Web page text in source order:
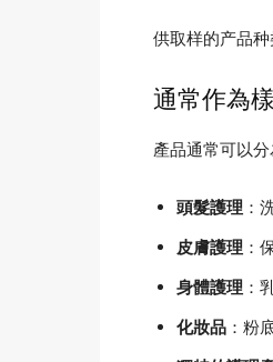
供取样的产品种
通常作為
產品通常可以
頭髮護理 ：
皮膚護理 ：
身體護理 ：
化妝品 ：粉